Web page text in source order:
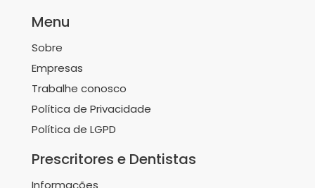
Menu
Sobre
Empresas
Trabalhe conosco
Política de Privacidade
Política de LGPD
Prescritores e Dentistas
Informações